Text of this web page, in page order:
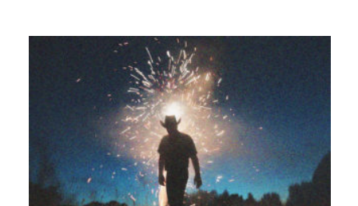
JONA RAIN